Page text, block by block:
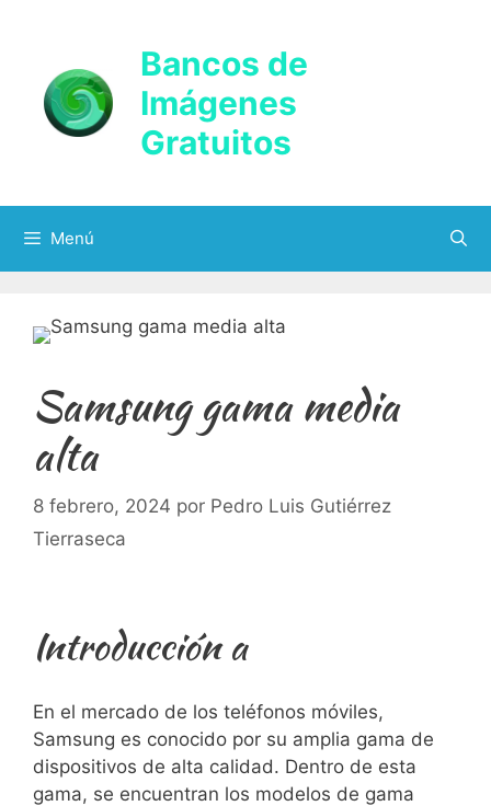
contenido
Bancos de
Imágenes
Gratuitos
Menú
Samsung gama media
alta
8 febrero, 2024 por Pedro Luis Gutiérrez
Tierraseca
Introducción a
En el mercado‍ de los‌ teléfonos móviles,
Samsung⁤ es conocido por su⁢ amplia gama de
dispositivos de alta calidad. Dentro de esta
gama, se​ encuentran los modelos de gama